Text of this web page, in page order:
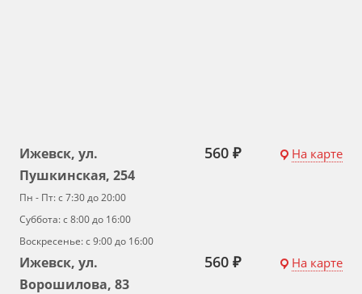
Ижевск, ул.
Пушкинская, 254
Пн - Пт: с 7:30 до 20:00
Суббота: с 8:00 до 16:00
Воскресенье: с 9:00 до 16:00
560 ₽ На карте
Ижевск, ул.
Ворошилова, 83
560 ₽ На карте